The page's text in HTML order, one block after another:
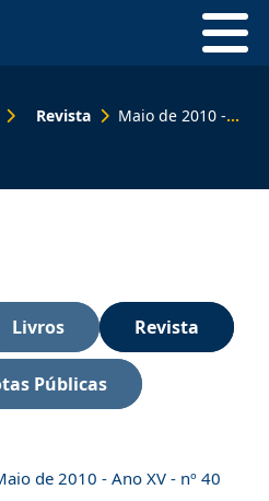
Revista Maio de 2010 - Ano XV - nº 40
Livros Revista
Públicas
de 2010 - Ano XV - nº 40